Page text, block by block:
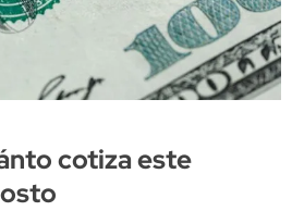
cotiza este